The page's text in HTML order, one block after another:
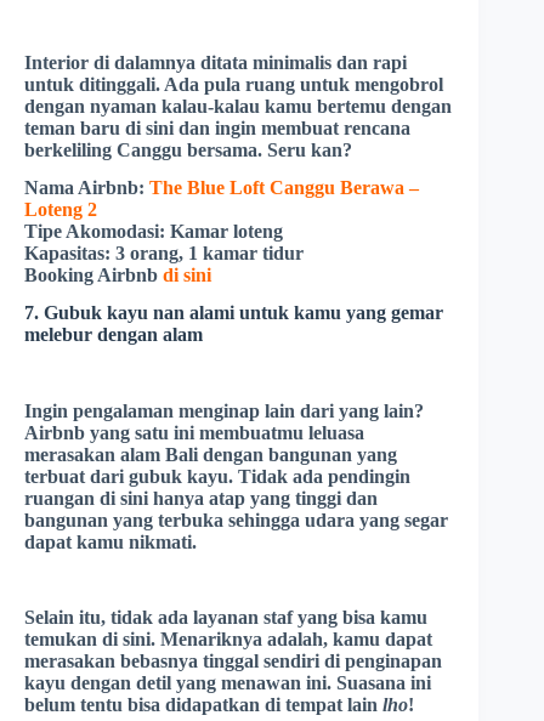
Interior di dalamnya ditata minimalis dan rapi
untuk ditinggali. Ada pula ruang untuk mengobrol
dengan nyaman kalau-kalau kamu bertemu dengan
teman baru di sini dan ingin membuat rencana
berkeliling Canggu bersama. Seru kan?
Nama Airbnb: The Blue Loft Canggu Berawa –
Loteng 2
Tipe Akomodasi: Kamar loteng
Kapasitas: 3 orang, 1 kamar tidur
Booking Airbnb di sini
7. Gubuk kayu nan alami untuk kamu yang gemar
melebur dengan alam
Ingin pengalaman menginap lain dari yang lain?
Airbnb yang satu ini membuatmu leluasa
merasakan alam Bali dengan bangunan yang
terbuat dari gubuk kayu. Tidak ada pendingin
ruangan di sini hanya atap yang tinggi dan
bangunan yang terbuka sehingga udara yang segar
dapat kamu nikmati.
Selain itu, tidak ada layanan staf yang bisa kamu
temukan di sini. Menariknya adalah, kamu dapat
merasakan bebasnya tinggal sendiri di penginapan
kayu dengan detil yang menawan ini. Suasana ini
belum tentu bisa didapatkan di tempat lain lho!